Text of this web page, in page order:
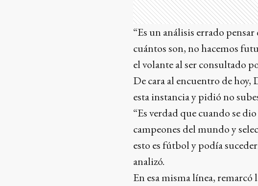
“Es un análisis errado
cuántos son, no hacemos
el volante al ser consultado
De cara al encuentro de hoy,
esta instancia y pidió no
“Es verdad que cuando se
campeones del mundo y
esto es fútbol y podía
analizó.
En esa misma línea,